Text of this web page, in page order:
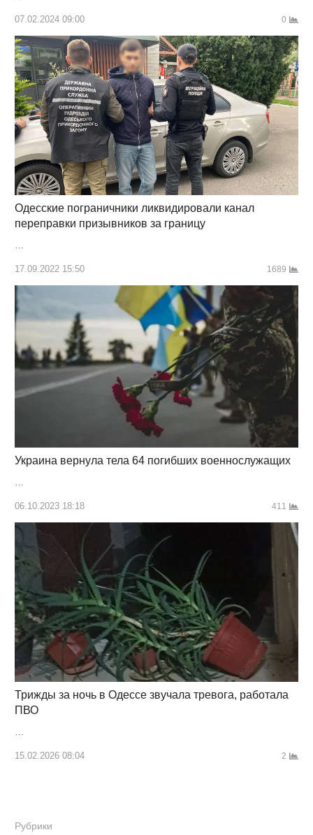
07.02.2024 09:00 0
Одесские пограничники ликвидировали канал
переправки призывников за границу
…
17.09.2022 15:50 1689
Украина вернула тела 64 погибших военнослужащих
…
06.10.2023 18:18 411
Трижды за ночь в Одессе звучала тревога, работала
ПВО
15.02.2026 08:04 2
Рубрики